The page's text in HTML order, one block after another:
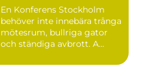
En Konferens Stockholm
behöver inte innebära trånga
mötesrum, bullriga gator
och ständiga avbrott. A...